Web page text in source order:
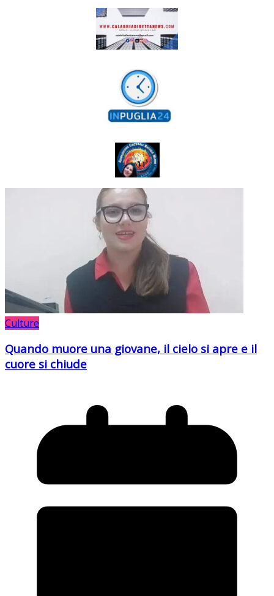
Culture
Quando muore una giovane, il cielo si apre e il
cuore si chiude